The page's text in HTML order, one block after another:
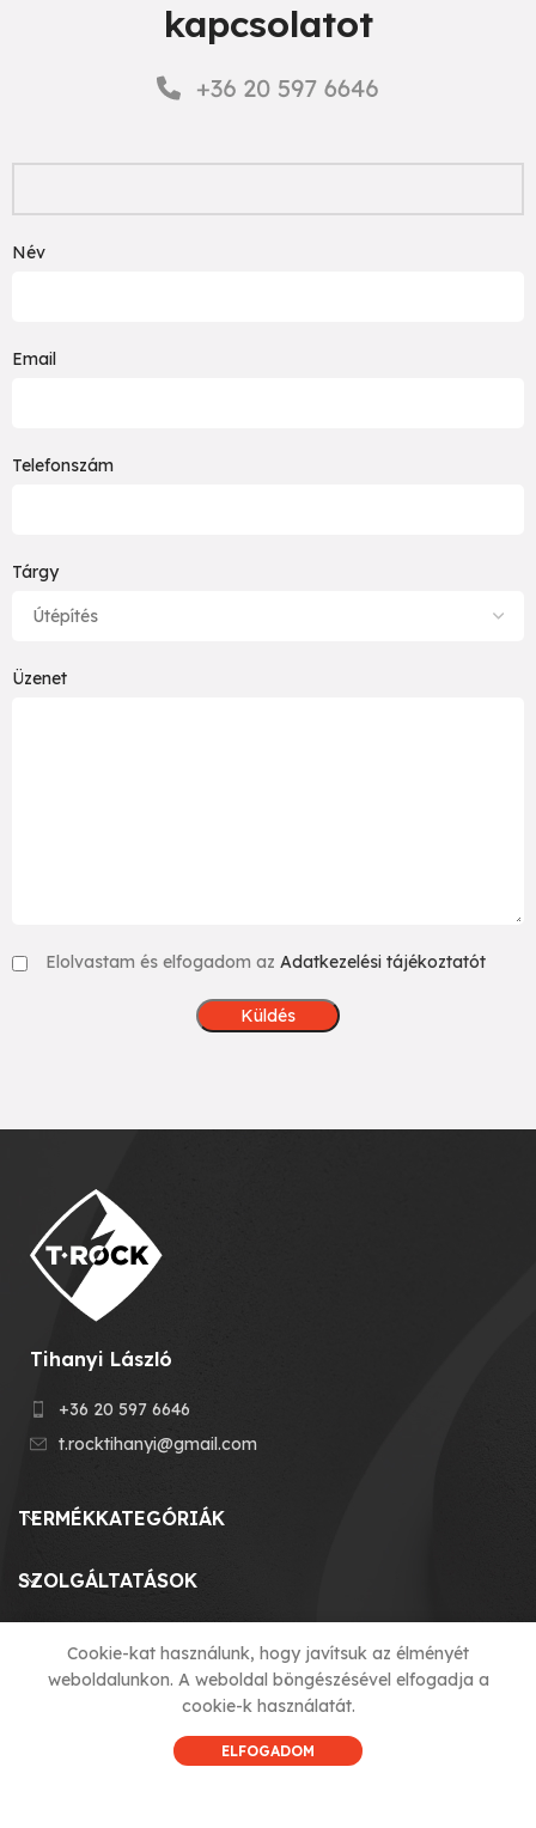
kapcsolatot
Név
Email
Telefonszám
Tárgy
Üzenet
Elolvastam és elfogadom azAdatkezelési tájékoztatót
Tihanyi László
+36 20 597 6646
t.rocktihanyi@gmail.com
TERMÉKKATEGÓRIÁK
SZOLGÁLTATÁSOK
MENU
HASZNOS LINKEK
Cookie-kat használunk, hogy javítsuk az élményét
weboldalunkon. A weboldal böngészésével elfogadja a
cookie-k használatát.
ELFOGADOM